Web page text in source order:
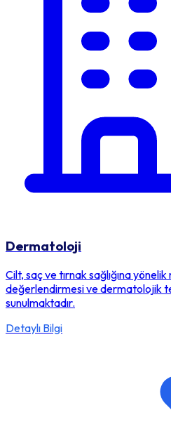
Dermatoloji
Cilt, saç ve tırnak sağlığına
değerlendirmesi ve dermatolojik
sunulmaktadır.
Detaylı Bilgi